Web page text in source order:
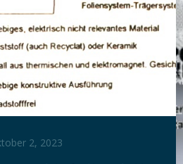
2, 2023